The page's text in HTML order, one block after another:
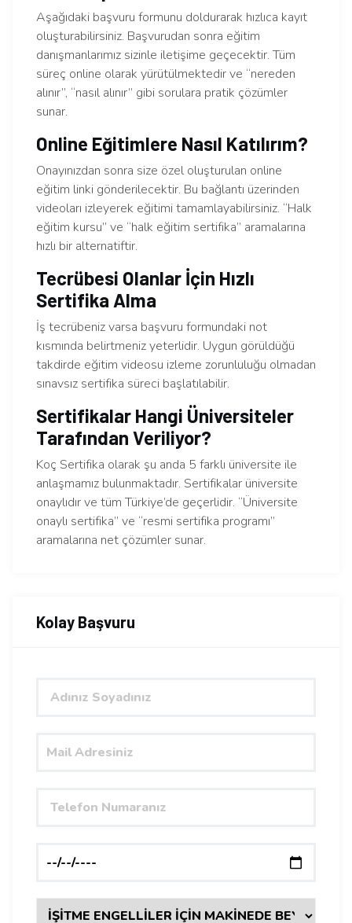
Aşağıdaki başvuru formunu doldurarak hızlıca kayıt
oluşturabilirsiniz. Başvurudan sonra eğitim
danışmanlarımız sizinle iletişime geçecektir. Tüm
süreç online olarak yürütülmektedir ve “nereden
alınır”, “nasıl alınır” gibi sorulara pratik çözümler
sunar.
Online Eğitimlere Nasıl Katılırım?
Onayınızdan sonra size özel oluşturulan online
eğitim linki gönderilecektir. Bu bağlantı üzerinden
videoları izleyerek eğitimi tamamlayabilirsiniz. “Halk
eğitim kursu” ve “halk eğitim sertifika” aramalarına
hızlı bir alternatiftir.
Tecrübesi Olanlar İçin Hızlı
Sertifika Alma
İş tecrübeniz varsa başvuru formundaki not
kısmında belirtmeniz yeterlidir. Uygun görüldüğü
takdirde eğitim videosu izleme zorunluluğu olmadan
sınavsız sertifika süreci başlatılabilir.
Sertifikalar Hangi Üniversiteler
Tarafından Veriliyor?
Koç Sertifika olarak şu anda 5 farklı üniversite ile
anlaşmamız bulunmaktadır. Sertifikalar üniversite
onaylıdır ve tüm Türkiye’de geçerlidir. “Üniversite
onaylı sertifika” ve “resmi sertifika programı”
aramalarına net çözümler sunar.
Kolay Başvuru